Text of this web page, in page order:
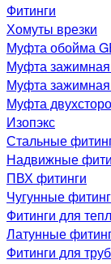
Фитинги
Хомуты врезки
Муфта обойма
Муфта зажимная
Муфта зажимная
Муфта
Изопэкс
Стальные
Надвижные
ПВХ фитинги
Чугунные
Фитинги для
Латунные
Фитинги для